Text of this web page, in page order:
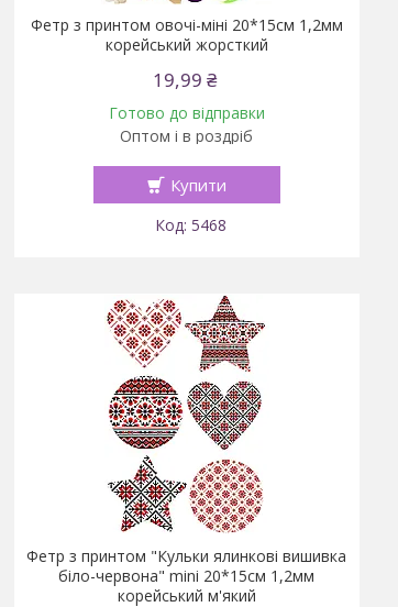
Фетр з принтом овочі-міні 20*15см 1,2мм
корейський жорсткий
19,99 ₴
Готово до відправки
Оптом і в роздріб
Купити
5468
Фетр з принтом "Кульки ялинкові вишивка
біло-червона" mini 20*15см 1,2мм
корейський м'який